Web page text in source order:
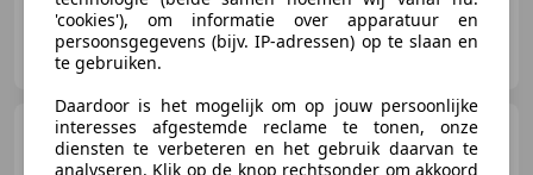
DK Garagebedrijf
NL-5741 TV BEEK EN DONK
Hyundai i20 1.4i Automaat,
Carkit, Cruise control. Garantie
'cookies'), om informatie over apparatuur en
persoonsgegevens (bijv. IP-adressen) op te slaan en
te gebruiken.
Daardoor is het mogelijk om op jouw persoonlijke
interesses afgestemde reclame te tonen, onze
diensten te verbeteren en het gebruik daarvan te
analyseren. Klik op de knop rechtsonder om akkoord